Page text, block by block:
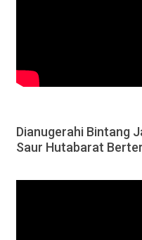
Dianugerahi Bintang
Saur Hutabarat